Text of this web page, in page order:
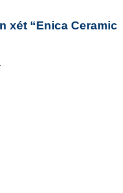
xét “Enica Ceramic